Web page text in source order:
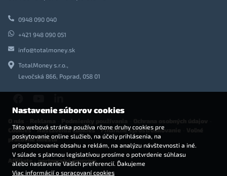
0948 090 040
+421 948 090 051
info@totalmoney.sk
TotalMoney s.r.o.,
Levočská 866, Poprad, 058 01
Cookies-Nastavenia cookies -Finančné sprostredkovanie
pracovné miesta
Affiliate - partnerský program
Nastavenie súborov cookies
Táto webová stránka používa rôzne druhy cookies pre
poskytovanie online služieb, na účely prihlásenia, na
prispôsobovanie obsahu a reklám, na analýzu návštevnosti a iné.
V súlade s platnou legislatívou prosíme o potvrdenie súhlasu
alebo nastavenie Vašich preferencií. Ďakujeme
Viac informácií o spracovaní cookies